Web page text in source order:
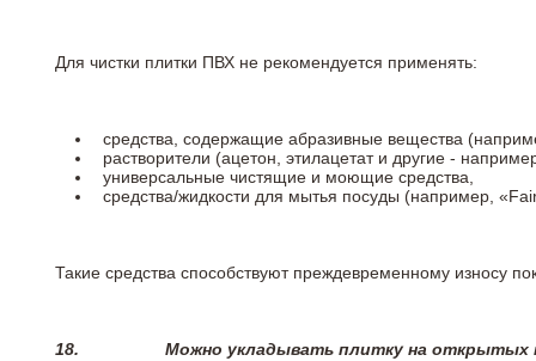
Для чистки плитки ПВХ не рекомендуется применять:
средства, содержащие абразивные вещества
растворители (ацетон, этилацетат и другие -
универсальные чистящие и моющие средства,
средства/жидкости для мытья посуды (например,
Такие средства способствуют преждевременному износу
18. Можно укладывать плитку на открытых